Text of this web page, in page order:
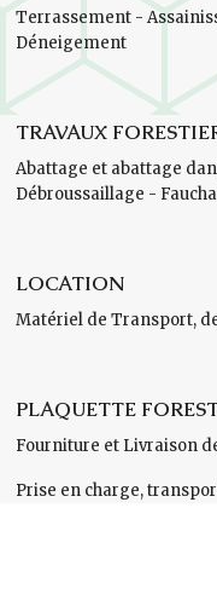
Terrassement -
Déneigement
TRAVAUX
Abattage et abattage
Débroussaillage -
LOCATION
Matériel de Transport,
PLAQUETTE
Fourniture et Livraison
Prise en charge,